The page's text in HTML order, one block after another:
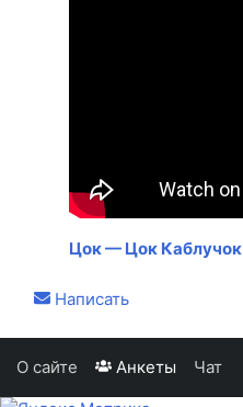
Цок — Цок Каблучок
Написать
О сайте Анкеты Чат